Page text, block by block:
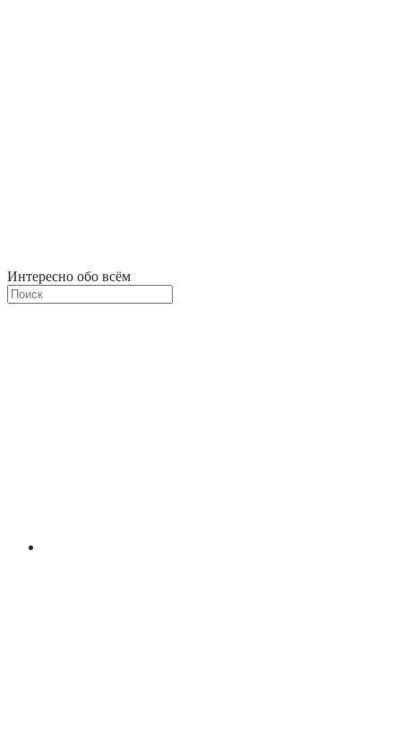
Интересно обо всём